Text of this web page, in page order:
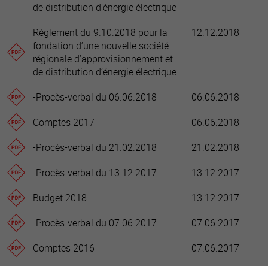
de distribution d’énergie électrique
Règlement du 9.10.2018 pour la
fondation d’une nouvelle société
régionale d’approvisionnement et
de distribution d’énergie électrique
12.12.2018
-Procès-verbal du 06.06.2018
06.06.2018
Comptes 2017
06.06.2018
-Procès-verbal du 21.02.2018
21.02.2018
-Procès-verbal du 13.12.2017
13.12.2017
Budget 2018
13.12.2017
-Procès-verbal du 07.06.2017
07.06.2017
Comptes 2016
07.06.2017